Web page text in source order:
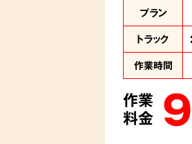
プラン
トラック
作業時間
作業
料金